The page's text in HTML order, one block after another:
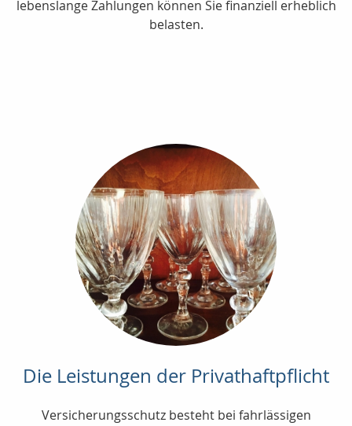
lebenslange Zahlungen können Sie finanziell erheblich
belasten.
Die Leistungen der Privathaftpflicht
Versicherungsschutz besteht bei fahrlässigen